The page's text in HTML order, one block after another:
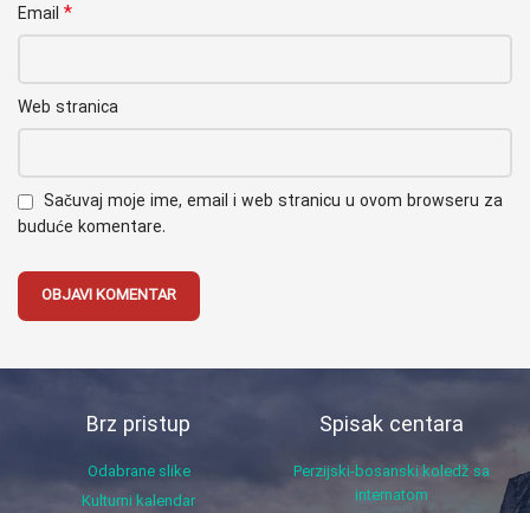
Email *
Web stranica
Sačuvaj moje ime, email i web stranicu u ovom browseru za
buduće komentare.
Brz pristup
Odabrane slike
Kulturni kalendar
Spisak centara
Perzijski-bosanski koledž sa
internatom